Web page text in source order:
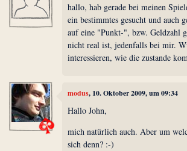
hallo, hab gerade bei meinen
ein bestimmtes gesucht und auch
auf eine "Punkt-", bzw. Geldzahl
nicht real ist, jedenfalls bei mir.
interessieren, wie die zustande
modus, 10. Oktober 2009, um 09:34
Hallo John,
mich natürlich auch. Aber um
sich denn? :-)